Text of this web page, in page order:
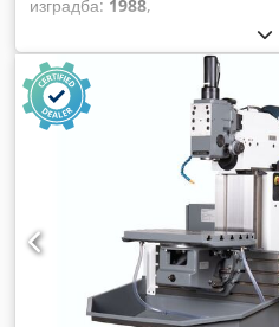
изградба: 1988,